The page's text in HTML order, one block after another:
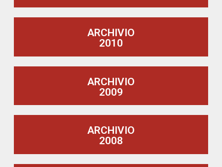
ARCHIVIO
2010
ARCHIVIO
2009
ARCHIVIO
2008